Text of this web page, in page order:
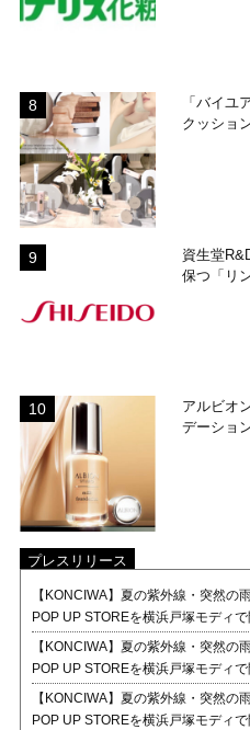
「バイ
クッショ
資生堂
保つ「リ
アルビオ
デーショ
プレスリリース
【KONCIWA】夏の紫外線・突然の
POP UP STOREを横浜戸塚モディ
【KONCIWA】夏の紫外線・突然の
POP UP STOREを横浜戸塚モディ
【KONCIWA】夏の紫外線・突然の
POP UP STOREを横浜戸塚モディ